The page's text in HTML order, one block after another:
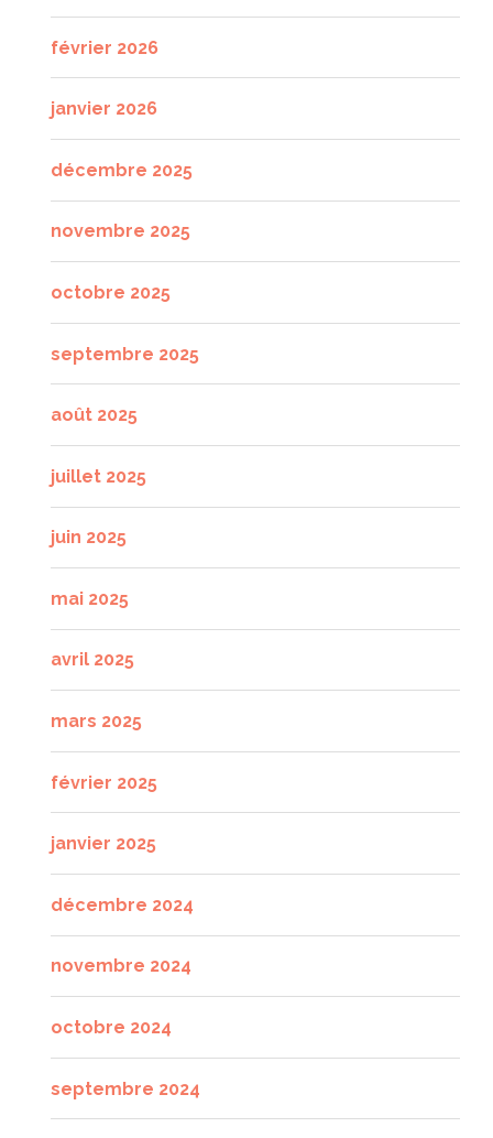
février 2026
janvier 2026
décembre 2025
novembre 2025
octobre 2025
septembre 2025
août 2025
juillet 2025
juin 2025
mai 2025
avril 2025
mars 2025
février 2025
janvier 2025
décembre 2024
novembre 2024
octobre 2024
septembre 2024